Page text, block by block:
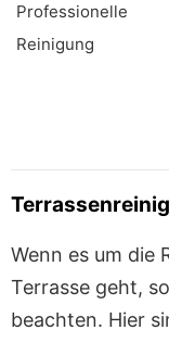
Professionelle
Reinigung
Wenn es um die
Terrasse geht,
beachten. Hier